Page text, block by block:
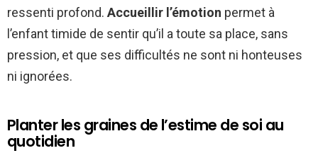
ressenti profond. Accueillir l’émotion permet à
l’enfant timide de sentir qu’il a toute sa place, sans
pression, et que ses difficultés ne sont ni honteuses
ni ignorées.
Planter les graines de l’estime de soi au
quotidien